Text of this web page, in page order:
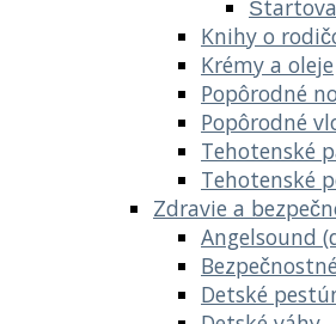
Knihy o
Krémy a oleje
Popôrodné
Popôrodné
Tehotenské
Tehotenské
Zdravie a
Angelsound
Detské